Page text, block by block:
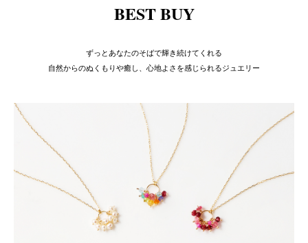
BEST BUY
ずっとあなたのそばで輝き続けてくれる
自然からのぬくもりや癒し、心地よさを感じられるジュエリー